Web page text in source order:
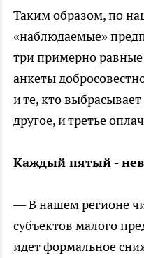
Таким образом, по
«наблюдаемые»
три примерно равные
анкеты
и те, кто
другое, и третье
Каждый пятый -
— В нашем регионе
субъектов малого
идет формальное